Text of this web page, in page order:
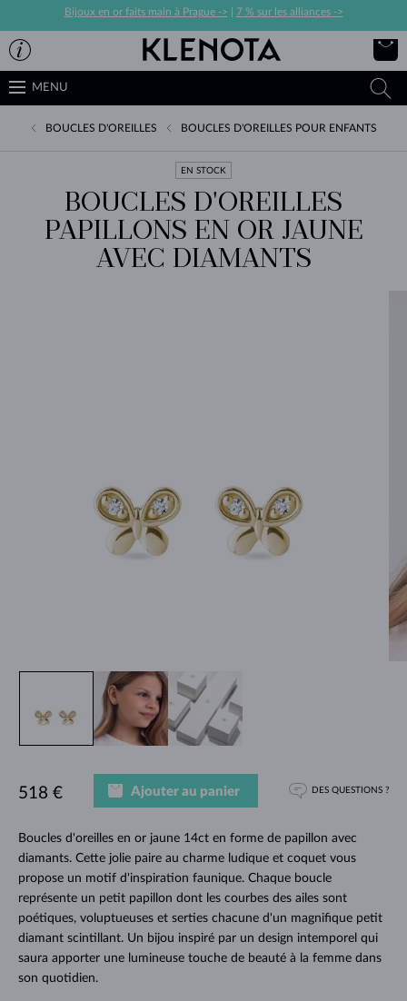
Bijoux en or faits main à Prague -> 7 % sur les alliances ->
MENU
BOUCLES D'OREILLES BOUCLES D'OREILLES POUR ENFANTS
EN STOCK
BOUCLES D'OREILLES
PAPILLONS EN OR JAUNE
AVEC DIAMANTS
Boucles d'oreilles en or jaune 14ct en forme de papillon avec
diamants. Cette jolie paire au charme ludique et coquet vous
propose un motif d'inspiration faunique. Chaque boucle
représente un petit papillon dont les courbes des ailes sont
poétiques, voluptueuses et serties chacune d'un magnifique petit
diamant scintillant. Un bijou inspiré par un design intemporel qui
saura apporter une lumineuse touche de beauté à la femme dans
son quotidien.
518 € Ajouter au panier DES QUESTIONS ?